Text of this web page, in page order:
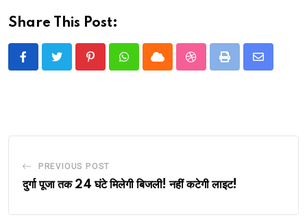
Share This Post:
PinterestWhatsappCloud StumbleUpon
Print
Share
PREVIOUS POST
दुर्गा पूजा तक 24 घंटे मिलेगी बिजली! नहीं कटेगी लाइट!